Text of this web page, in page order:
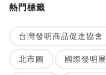
熱門標籤
台灣發明商品促進協會
北市圖 國際發明展